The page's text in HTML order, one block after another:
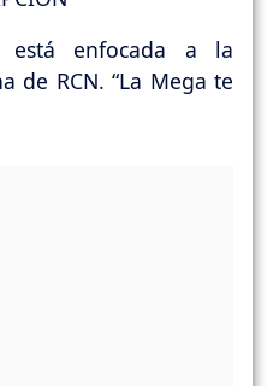
está enfocada a la
de RCN. “La Mega te